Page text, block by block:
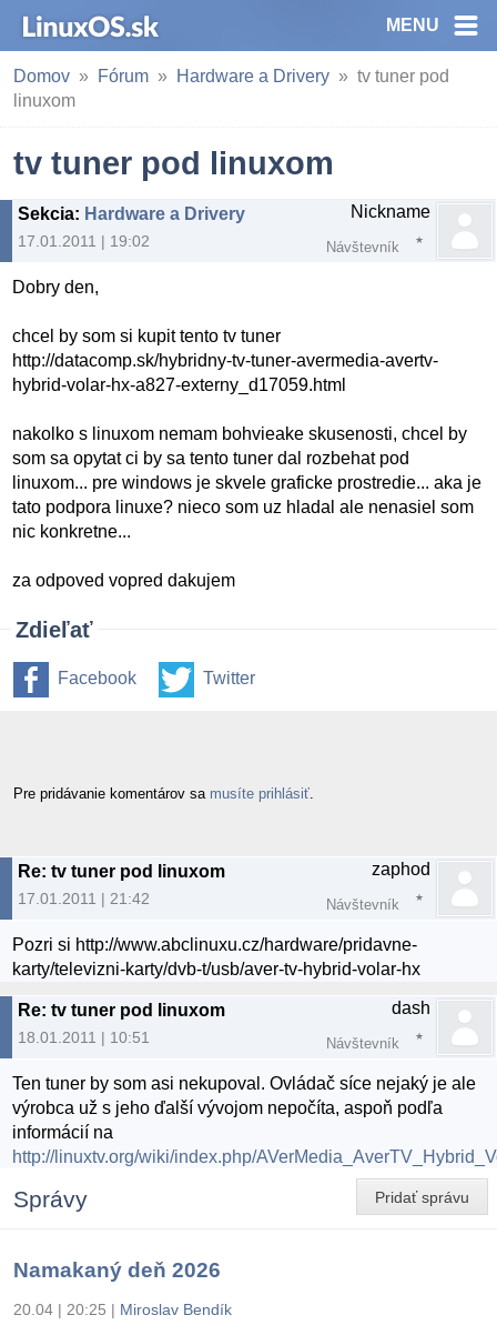
MENU
Domov Fórum Hardware a Drivery
tv tuner pod
linuxom
tv tuner pod linuxom
Sekcia: Hardware a Drivery
17.01.2011 | 19:02
Nickname
Návštevník
Dobry den,
chcel by som si kupit tento tv tuner
http://datacomp.sk/hybridny-tv-tuner-avermedia-avertv-
hybrid-volar-hx-a827-externy_d17059.html
nakolko s linuxom nemam bohvieake skusenosti, chcel by
som sa opytat ci by sa tento tuner dal rozbehat pod
linuxom... pre windows je skvele graficke prostredie... aka je
tato podpora linuxe? nieco som uz hladal ale nenasiel som
nic konkretne...
za odpoved vopred dakujem
Zdieľať
Facebook Twitter
Pre pridávanie komentárov sa musíte prihlásiť
Re: tv tuner pod linuxom
17.01.2011 | 21:42
zaphod
Návštevník
Pozri si http://www.abclinuxu.cz/hardware/pridavne-
karty/televizni-karty/dvb-t/usb/aver-tv-hybrid-volar-hx
Re: tv tuner pod linuxom
18.01.2011 | 10:51
dash
Návštevník
Ten tuner by som asi nekupoval. Ovládač síce nejaký je ale
výrobca už s jeho ďalší vývojom nepočíta, aspoň podľa
informácií na
http://linuxtv.org/wiki/index.php/
Pridať správu
Správy
Namakaný deň 2026
20.04 | 20:25 | Miroslav Bendík